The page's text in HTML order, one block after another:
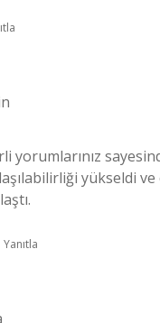
yorumlarınız
yükseldi
Yanıtla